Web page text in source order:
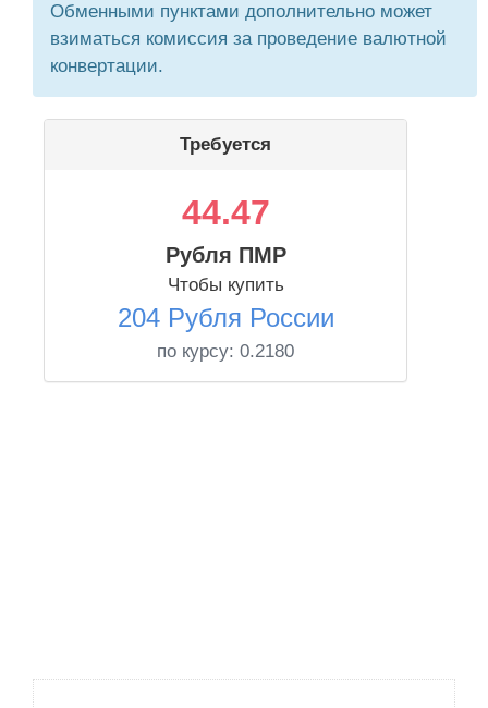
Обменными пунктами дополнительно может
взиматься комиссия за проведение валютной
конвертации.
Требуется
44.47
Рубля ПМР
Чтобы купить
204 Рубля России
по курсу: 0.2180